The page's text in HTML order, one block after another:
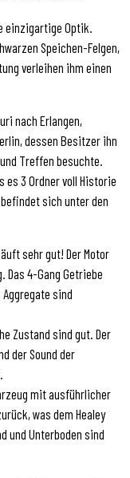
einzigartige Optik.
Speichen-Felgen,
verleihen ihm einen
nach Erlangen,
dessen Besitzer ihn
Treffen besuchte.
es 3 Ordner voll Historie
sich unter den
sehr gut! Der Motor
Das 4-Gang Getriebe
sind
Zustand sind gut. Der
der Sound der
mit ausführlicher
was dem Healey
und Unterboden sind